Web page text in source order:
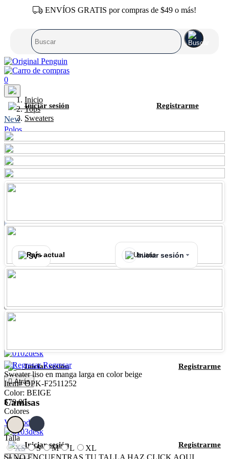
ENVÍOS GRATIS por compras de $49 o más!
0
Iniciar sesión Registrarme
New
Polos
Camisas
T-Shirts
Sweaters
Pantalones
Shorts
Calzonetas
Zapatos
SV Iniciar sesión
Polos
Iniciar sesión Registrarme
Atrás
Camisas
Ver Todo
Iniciar sesión Registrarme
Inicio
Tops
Sweaters
Regresar
Sweater liso en manga larga en color beige
Item# OPK-F2511252
Color: BEIGE
$79.00
Colores
Talla
XS
S M L
XL
SI NO ENCUENTRAS TU TALLA HAZ CLICK AQUI